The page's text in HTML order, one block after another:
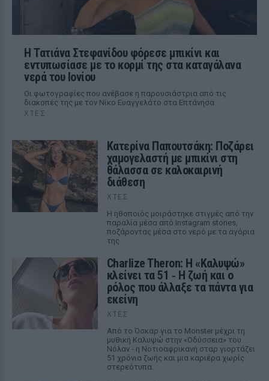
Η Τατιάνα Στεφανίδου φόρεσε μπικίνι και
εντυπωσίασε με το κορμί της στα καταγάλανα
νερά του Ιονίου
Οι φωτογραφίες που ανέβασε η παρουσιάστρια από τις
διακοπές της με τον Νίκο Ευαγγελάτο στα Επτάνησα
ΧΤΕΣ
Κατερίνα Παπουτσάκη: Ποζάρει
χαμογελαστή με μπικίνι στη
θάλασσα σε καλοκαιρινή
διάθεση
ΧΤΕΣ
Η ηθοποιός μοιράστηκε στιγμές από την
παραλία μέσα από Instagram stories,
ποζάροντας μέσα στο νερό με τα αγόρια
της
Charlize Theron: Η «Καλυψώ»
κλείνει τα 51 ‑ H ζωή και ο
ρόλος που άλλαξε τα πάντα για
εκείνη
ΧΤΕΣ
Από το Όσκαρ για το Monster μέχρι τη
μυθική Καλυψώ στην «Οδύσσεια» του
Νόλαν - η Νοτιοαφρικανή σταρ γιορτάζει
51 χρόνια ζωής και μια καριέρα χωρίς
στερεότυπα.